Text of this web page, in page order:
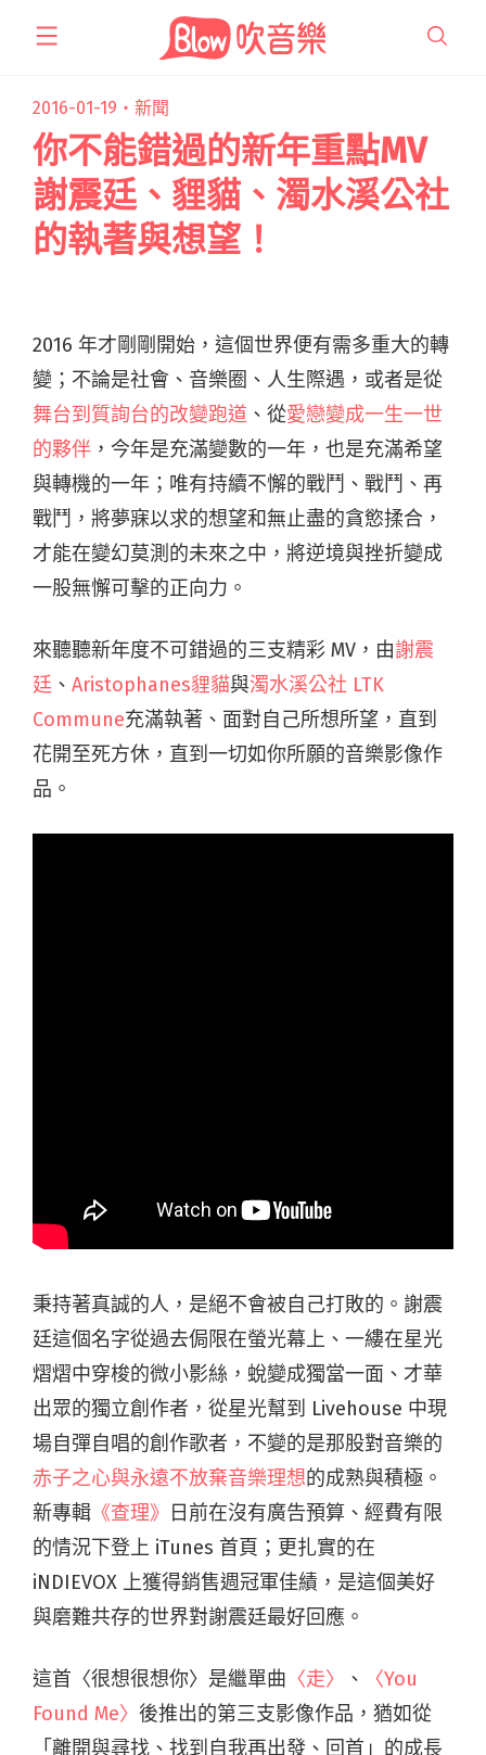
2016-01-19・ 新聞
你不能錯過的新年重點MV
謝震廷、貍貓、濁水溪公社
的執著與想望！
2016 年才剛剛開始，這個世界便有需多重大的轉
變；不論是社會、音樂圈、人生際遇，或者是從
舞台到質詢台的改變跑道 、從愛戀變成一生一世
的夥伴 ，今年是充滿變數的一年，也是充滿希望
與轉機的一年；唯有持續不懈的戰鬥、戰鬥、再
戰鬥，將夢寐以求的想望和無止盡的貪慾揉合，
才能在變幻莫測的未來之中，將逆境與挫折變成
一股無懈可擊的正向力。
來聽聽新年度不可錯過的三支精彩 MV，由謝震
廷 、 Aristophanes貍貓與濁水溪公社 LTK
Commune充滿執著、面對自己所想所望，直到
花開至死方休，直到一切如你所願的音樂影像作
品。
秉持著真誠的人，是絕不會被自己打敗的。謝震
廷這個名字從過去侷限在螢光幕上、一縷在星光
熠熠中穿梭的微小影絲，蛻變成獨當一面、才華
出眾的獨立創作者，從星光幫到 Livehouse 中現
場自彈自唱的創作歌者，不變的是那股對音樂的
赤子之心與永遠不放棄音樂理想的成熟與積極。
新專輯 《查理》 日前在沒有廣告預算、經費有限
的情況下登上 iTunes 首頁；更扎實的在
iNDIEVOX 上獲得銷售週冠軍佳績，是這個美好
與磨難共存的世界對謝震廷最好回應。
這首〈很想很想你〉是繼單曲 〈走〉 、
〈You
Found Me〉 後推出的第三支影像作品，猶如從
「離開與尋找、找到自我再出發、回首」的成長